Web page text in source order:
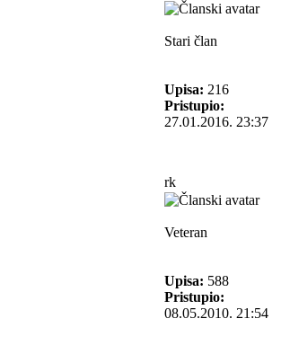
Stari član
Upisa: 216
Pristupio:
27.01.2016. 23:37
rk
Veteran
Upisa: 588
Pristupio:
08.05.2010. 21:54